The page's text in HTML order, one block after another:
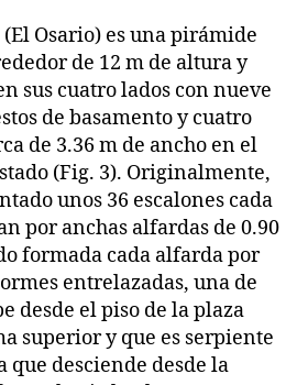
Osario) es una pirámide
de 12 m de altura y
sus cuatro lados con nueve
de basamento y cuatro
de 3.36 m de ancho en el
(Fig. 3). Originalmente,
unos 36 escalones cada
por anchas alfardas de 0.90
formada cada alfarda por
entrelazadas, una de
desde el piso de la plaza
superior y que es serpiente
que desciende desde la